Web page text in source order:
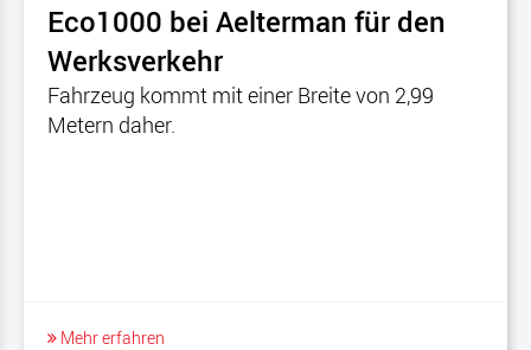
Eco1000 bei Aelterman für den
Werksverkehr
Fahrzeug kommt mit einer Breite von 2,99
Metern daher.
Mehr erfahren